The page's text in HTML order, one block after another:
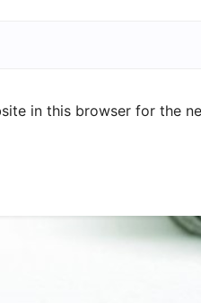
in this browser for the